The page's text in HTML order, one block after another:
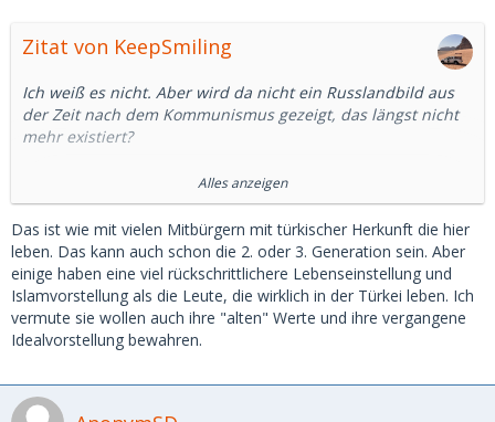
Zitat von KeepSmiling
Ich weiß es nicht. Aber wird da nicht ein Russlandbild aus
der Zeit nach dem Kommunismus gezeigt, das längst nicht
mehr existiert?
Ich habe mal google bemüht.
In Deutschland ist die Beschäftigung von Männern
gegenüber Frauen um rund 6 Prozentpunkte höher, in
Russland 10 Prozentpunkte. Das ist ein Unterschied, aber
kein wesentlicher.
Auch in Russland arbeiten mehr als 2/3 der Frauen
zwischen 15 und 64. (15, was für ein Alter)
Nun ist das mit Statistiken immer so eine Sache.
Alles anzeigen
Das ist wie mit vielen Mitbürgern mit türkischer Herkunft die hier
leben. Das kann auch schon die 2. oder 3. Generation sein. Aber
einige haben eine viel rückschrittlichere Lebenseinstellung und
Islamvorstellung als die Leute, die wirklich in der Türkei leben. Ich
vermute sie wollen auch ihre "alten" Werte und ihre vergangene
Idealvorstellung bewahren.